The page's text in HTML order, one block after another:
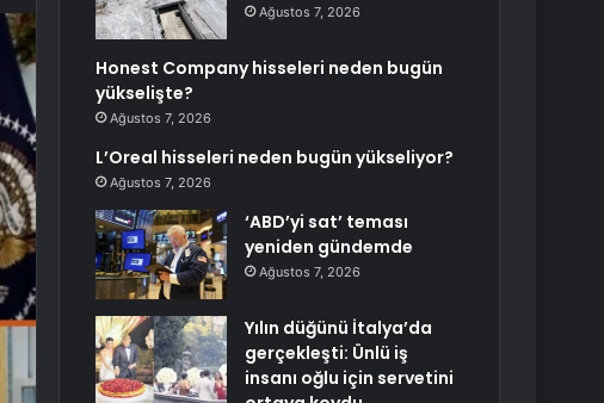
Ağustos 7, 2026
Honest Company hisseleri neden bugün
yükselişte?
Ağustos 7, 2026
L’Oreal hisseleri neden bugün yükseliyor?
Ağustos 7, 2026
‘ABD’yi sat’ teması
yeniden gündemde
Ağustos 7, 2026
Yılın düğünü İtalya’da
gerçekleşti: Ünlü iş
insanı oğlu için servetini